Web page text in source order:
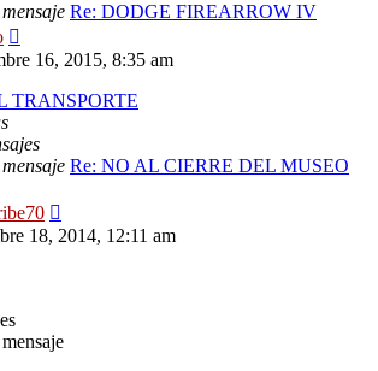
Re: DODGE FIREARROW IV
último
16, 2015, 8:35 am
TRANSPORTE
Re: NO AL CIERRE DEL MUSEO
último
18, 2014, 12:11 am